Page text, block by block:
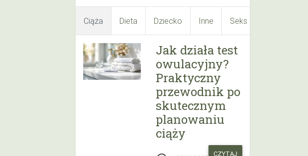
Ciąża Dieta Dziecko Inne Seks
Jak działa test
owulacyjny?
Praktyczny
przewodnik po
skutecznym
planowaniu
ciąży
CZYTAJ